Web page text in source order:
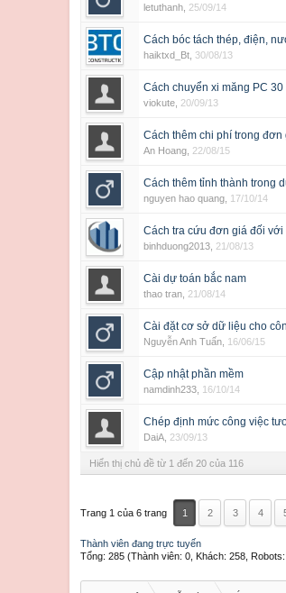
letuthanh 25/09/14
Cách bóc tách thép, điện,
haiktxd_Bt 30/08/13
Cách chuyển xi măng PC
viokute 20/09/13
Cách thêm chi phí trong đơn
An Hoang 22/08/15
Cách thêm tỉnh thành trong
nguyen hao quang 17/10/14
Cách tra cứu đơn giá đối
binhduong2013 21/08/13
Cài dự toán bắc nam
thao tran 21/08/14
Cài đặt cơ sở dữ liệu cho
Nguyễn Anh Tuấn 16/06/15
Cập nhật phần mềm
namdinh233 16/10/14
Chép định mức công việc
DaiA 23/09/13
Hiển thị chủ đề từ 1 đến 20 của 116
Trang 1 của 6 trang 1 2 3 4
Thành viên đang trực tuyến
Tổng: 285 (Thành viên: 0, Khách: 258,